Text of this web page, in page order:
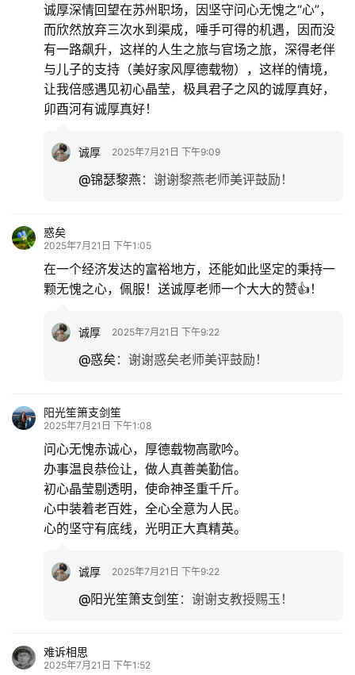
诚厚深情回望在苏州职场，因坚守问心无愧之“心”，
而欣然放弃三次水到渠成，唾手可得的机遇，因而没
有一路飙升，这样的人生之旅与官场之旅，深得老伴
与儿子的支持（美好家风厚德载物），这样的情境，
让我倍感遇见初心晶莹，极具君子之风的诚厚真好，
卯酉河有诚厚真好！
诚厚 2025年7月21日 下午9:09
@锦瑟黎燕： 谢谢黎燕老师美评鼓励！
惑矣
2025年7月21日 下午1:05
在一个经济发达的富裕地方，还能如此坚定的秉持一
颗无愧之心，佩服！送诚厚老师一个大大的赞👍！
诚厚 2025年7月21日 下午9:22
@惑矣： 谢谢惑矣老师美评鼓励！
阳光笙箫支剑笙
2025年7月21日 下午1:08
问心无愧赤诚心，厚德载物高歌吟。
办事温良恭俭让，做人真善美勤信。
初心晶莹剔透明，使命神圣重千斤。
心中装着老百姓，全心全意为人民。
心的坚守有底线，光明正大真精英。
诚厚 2025年7月21日 下午9:22
@阳光笙箫支剑笙 ： 谢谢支教授赐玉！
难诉相思
2025年7月21日 下午1:52